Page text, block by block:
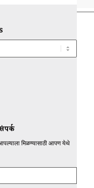
मिळण्यासाठी आपण येथे